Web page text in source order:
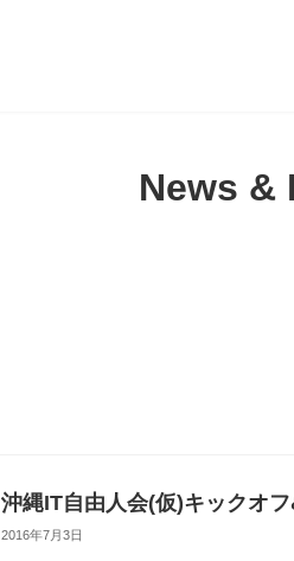
News &
沖縄IT自由人会(仮)キックオフ
2016年7月3日